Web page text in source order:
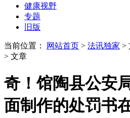
健康视野
专题
旧版
当前位置： 网站首页 > 法讯独家 >
> 文章
奇！馆陶县公安
面制作的处罚书